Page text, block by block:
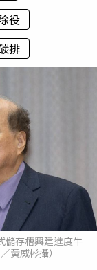
役
排
儲存槽興建進度牛
黃威彬攝）